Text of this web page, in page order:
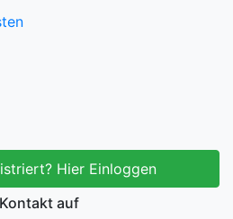
Hier Einloggen
auf